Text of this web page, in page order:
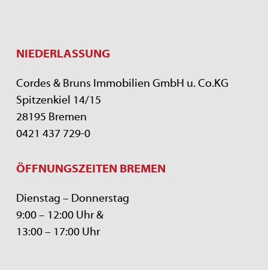
NIEDERLASSUNG
Cordes & Bruns Immobilien GmbH u. Co.KG
Spitzenkiel 14/15
28195 Bremen
0421 437 729-0
ÖFFNUNGSZEITEN BREMEN
Dienstag – Donnerstag
9:00 – 12:00 Uhr &
13:00 – 17:00 Uhr